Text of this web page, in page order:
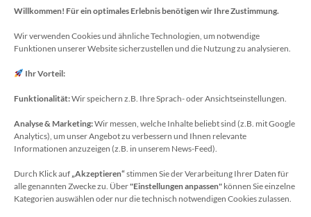
Willkommen! Für ein optimales Erlebnis benötigen wir Ihre Zustimmung.
Wir verwenden Cookies und ähnliche Technologien, um notwendige
Funktionen unserer Website sicherzustellen und die Nutzung zu analysieren.
Ihr Vorteil:
Funktionalität:Wir speichern z.B. Ihre Sprach- oder Ansichtseinstellungen.
Analyse & Marketing:Wir messen, welche Inhalte beliebt sind (z.B. mit Google
Analytics), um unser Angebot zu verbessern und Ihnen relevante
Informationen anzuzeigen (z.B. in unserem News-Feed).
Durch Klick auf „Akzeptieren“ stimmen Sie der Verarbeitung Ihrer Daten für
alle genannten Zwecke zu. Über"Einstellungen anpassen" können Sie einzelne
Kategorien auswählen oder nur die technisch notwendigen Cookies zulassen.
Webmaster/SV-Blog: Herr Maurice Gangl
E-Mail: webmaster[at]meckenheim-thr.de
MINT-Blog: Herr Christoph Köchling
E-Mail: koechling[at]meckenheim-thr.de
Datenschutzbeauftragter
Sie erreichen unseren Datenschutzbeauftragten
unter:
Wolfgang Dax-Rommswinkel